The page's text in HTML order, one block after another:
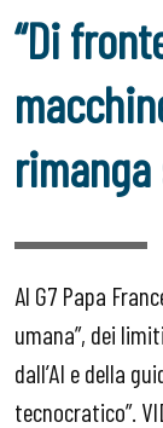
“Di
Al G7 Papa
umana”, dei
dall’AI e della
tecnocratico”.